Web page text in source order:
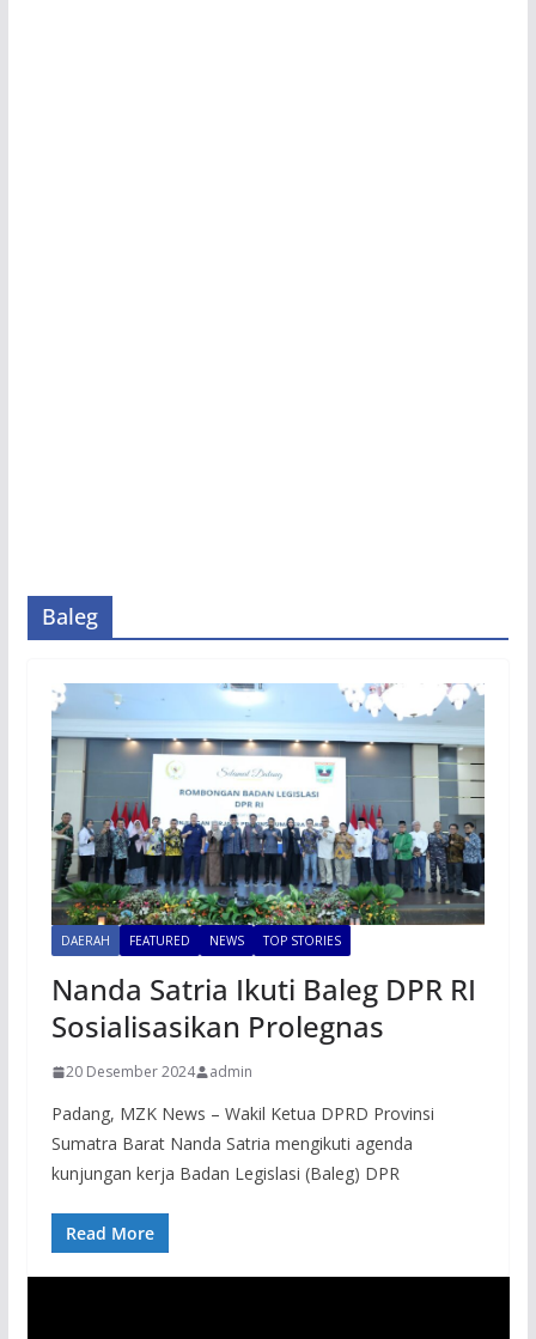
Baleg
DAERAH FEATURED NEWS TOP STORIES
Nanda Satria Ikuti Baleg DPR RI
Sosialisasikan Prolegnas
20 Desember 2024 admin
Padang, MZK News – Wakil Ketua DPRD Provinsi
Sumatra Barat Nanda Satria mengikuti agenda
kunjungan kerja Badan Legislasi (Baleg) DPR
Read More